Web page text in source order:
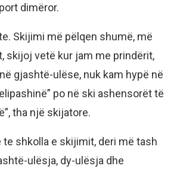
dimëror.
Skijimi më pëlqen shumë, më
skijoj vetë kur jam me prindërit,
gjashtë-ulëse, nuk kam hypë në
po në ski ashensorët të
tha një skijatore.
te shkolla e skijimit, deri më tash
ulësja, dy-ulësja dhe